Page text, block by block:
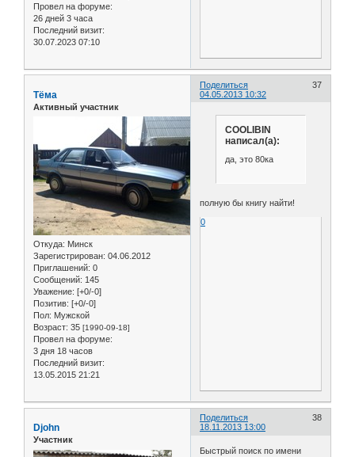
Провел на форуме:
26 дней 3 часа
Последний визит:
30.07.2023 07:10
Поделиться
37
04.05.2013 10:32
Тёма
Активный участник
Откуда: Минск
Зарегистрирован: 04.06.2012
Приглашений: 0
Сообщений: 145
Уважение: [+0/-0]
Позитив: [+0/-0]
Пол: Мужской
Возраст: 35 [1990-09-18]
Провел на форуме:
3 дня 18 часов
Последний визит:
13.05.2015 21:21
COOLIBIN
написал(а):
да, это 80ка
полную бы книгу найти!
0
Поделиться
38
18.11.2013 13:00
Djohn
Участник
Быстрый поиск по имени